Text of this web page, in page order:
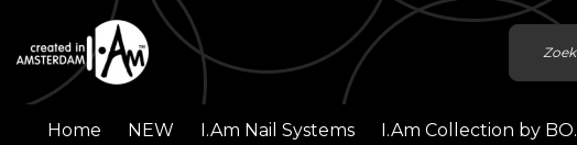
Home NEW I.Am Nail Systems I.Am Collection by BO.